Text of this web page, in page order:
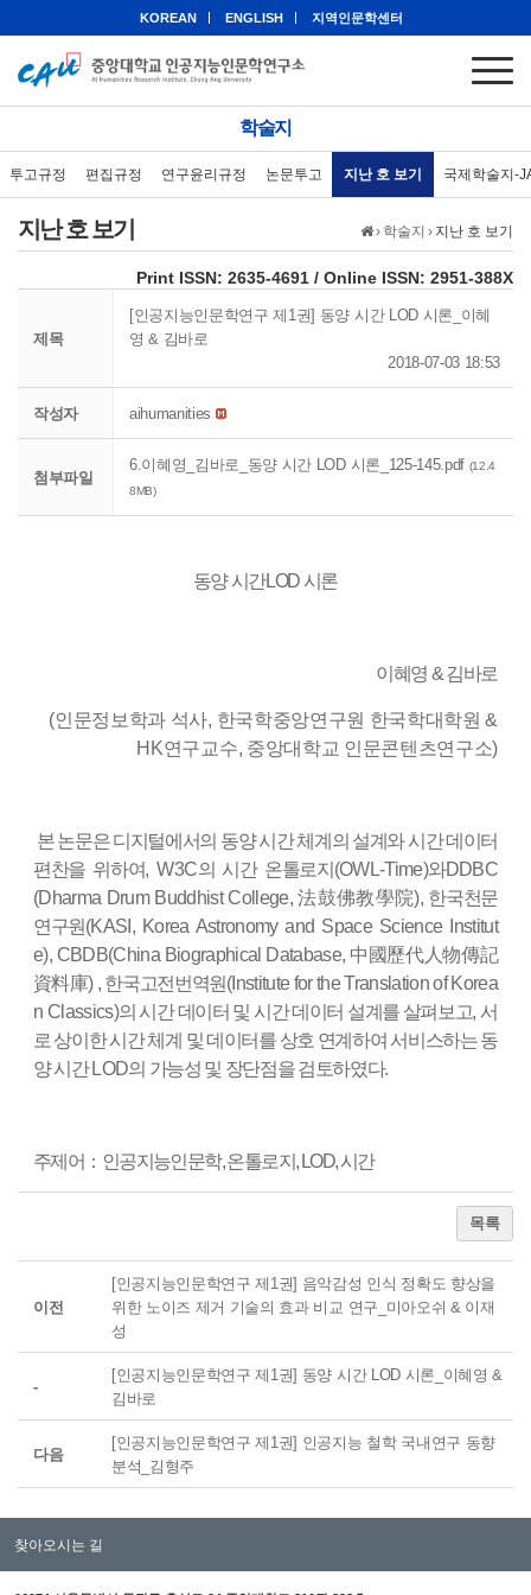
KOREAN ENGLISH 지역인문학센터
학술지
투고규정 편집규정 연구윤리규정 논문투고 지난 호 보기 국제학술지-
› 학술지 › 지난 호 보기
지난 호 보기
Print ISSN: 2635-4691 / Online ISSN: 2951-388X
제목
[인공지능인문학연구 제1권] 동양 시간 LOD 시론_이혜
영 & 김바로
2018-07-03 18:53
작성자 aihumanities
첨부파일
6.이혜영_김바로_동양 시간 LOD 시론_125-145.pdf (12.4
8MB)
동양 시간LOD시론
이혜영 & 김바로
(인문정보학과 석사, 한국학중앙연구원 한국학대학원 &
HK연구교수, 중앙대학교 인문콘텐츠연구소)
본 논문은 디지털에서의 동양 시간 체계의 설계와 시간 데이터
편찬을 위하여, W3C의 시간 온톨로지 (OWL-Time)와DDBC
(Dharma Drum Buddhist College,法鼓佛教學院), 한국천문
연구원(KASI, Korea Astronomy and Space Science Institut
e), CBDB(China Biographical Database, 中國歷代人物傳記
資料庫) , 한국고전번역원(Institute for the Translation of Korea
n Classics)의 시간 데이터 및 시간 데이터 설계를 살펴보고, 서
로 상이한 시간 체계 및 데이터를 상호 연계하여 서비스하는 동
양 시간 LOD의 가능성 및 장단점을 검토하였다.
주제어 ： 인공지능인문학,온톨로지 , LOD,시간
목록
이전
[인공지능인문학연구 제1권] 음악감성 인식 정확도 향상을
위한 노이즈 제거 기술의 효과 비교 연구_미아오쉬 & 이재
성
-
[인공지능인문학연구 제1권] 동양 시간 LOD 시론_이혜영 &
김바로
다음
[인공지능인문학연구 제1권] 인공지능 철학 국내연구 동향
분석_김형주
찾아오시는 길